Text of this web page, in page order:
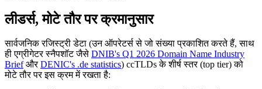
लीडर्स, मोटे तौर पर क्रमानुसार
सार्वजनिक रजिस्ट्री डेटा (उन ऑपरेटर्स से जो संख्या प्रकाशित करते हैं, साथ
ही एग्रीगेटर स्नैपशॉट जैसे DNIB's Q1 2026 Domain Name Industry
BriefऔरDENIC's .de statistics) ccTLDs के शीर्ष स्तर (top tier) को
मोटे तौर पर इस क्रम में रखता है: